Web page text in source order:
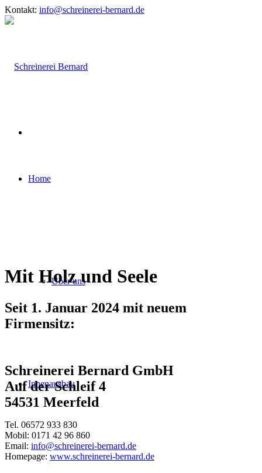
Kontakt: info@schreinerei-bernard.de
Home
Über uns
Innenausbau
Mit Holz und Seele
Seit 1. Januar 2024 mit neuem
Firmensitz:
Schreinerei Bernard GmbH
Auf der Schleif 4
54531 Meerfeld
Tel. 06572 933 830
Mobil: 0171 42 96 860
Email: info@schreinerei-bernard.de
Homepage: www.schreinerei-bernard.de